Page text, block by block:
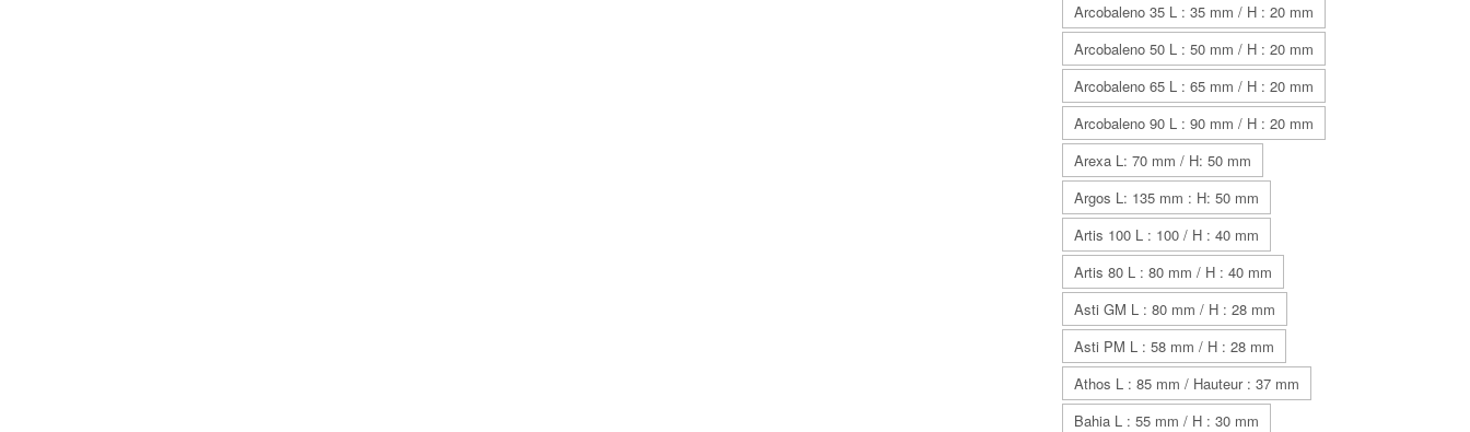
Arcobaleno 35 L : 35 mm / H : 20 mm
Arcobaleno 50 L : 50 mm / H : 20 mm
Arcobaleno 65 L : 65 mm / H : 20 mm
Arcobaleno 90 L : 90 mm / H : 20 mm
Arexa L: 70 mm / H: 50 mm
Argos L: 135 mm : H: 50 mm
Artis 100 L : 100 / H : 40 mm
Artis 80 L : 80 mm / H : 40 mm
Asti GM L : 80 mm / H : 28 mm
Asti PM L : 58 mm / H : 28 mm
Athos L : 85 mm / Hauteur : 37 mm
Bahia L : 55 mm / H : 30 mm